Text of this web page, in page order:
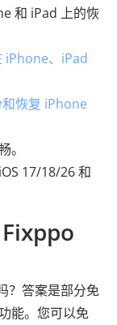
和 iPad 上的恢
iPhone、iPad
恢复 iPhone
。
17/18/26 和
？答案是部分免
能。您可以免